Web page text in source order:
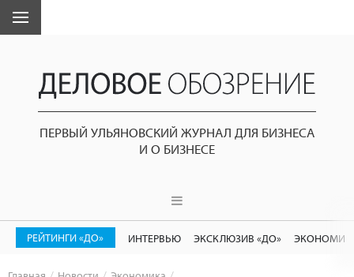
ПЕРВЫЙ УЛЬЯНОВСКИЙ ЖУРНАЛ ДЛЯ БИЗНЕСА
И О БИЗНЕСЕ
РЕЙТИНГИ «ДО» ИНТЕРВЬЮ ЭКСКЛЮЗИВ «ДО»